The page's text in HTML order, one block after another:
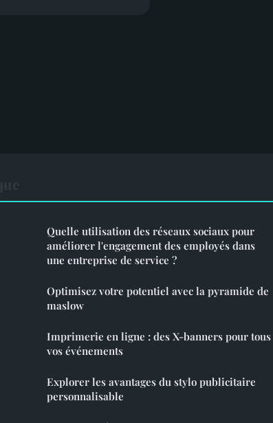
Quelle utilisation des réseaux sociaux pour
améliorer l'engagement des employés dans
une entreprise de service ?
Optimisez votre potentiel avec la pyramide de
maslow
Imprimerie en ligne : des X-banners pour tous
vos événements
Explorer les avantages du stylo publicitaire
personnalisable